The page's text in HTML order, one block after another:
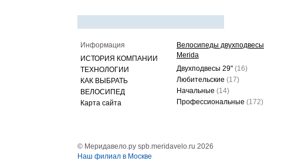
Информация
ИСТОРИЯ КОМПАНИИ
ТЕХНОЛОГИИ
КАК ВЫБРАТЬ
ВЕЛОСИПЕД
Карта сайта
Велосипеды двухподвесы
Merida
Двухподвесы 29" (16)
Любительские (17)
Начальные (14)
Профессиональные (172)
© Меридавело.ру spb.meridavelo.ru 2026
Наш филиал в Москве